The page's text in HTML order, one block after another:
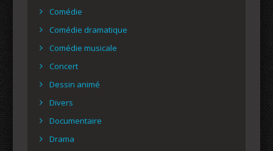
Comédie
Comédie dramatique
Comédie musicale
Concert
Dessin animé
Divers
Documentaire
Drama